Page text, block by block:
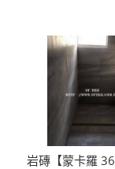
岩磚【蒙卡羅